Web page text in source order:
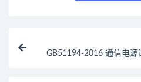
GB51194-2016 通信电源